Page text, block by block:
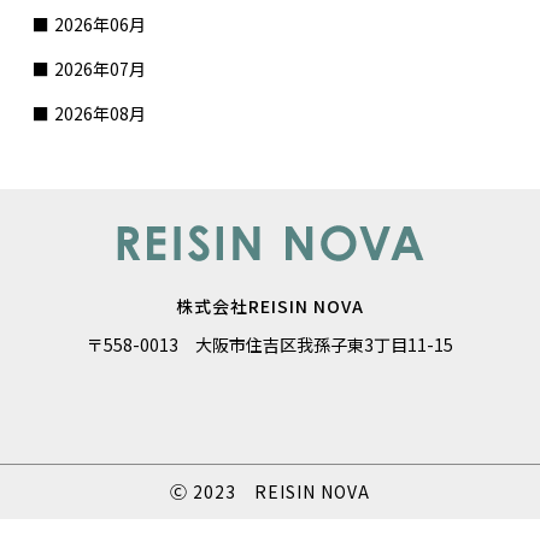
2026年06月
2026年07月
2026年08月
株式会社REISIN NOVA
〒558-0013 大阪市住吉区我孫子東3丁目11-15
Ⓒ 2023 REISIN NOVA